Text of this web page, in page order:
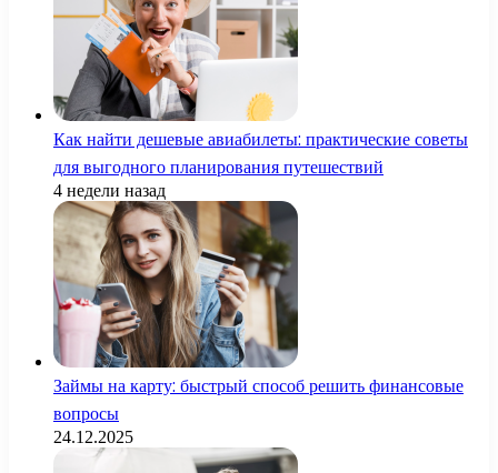
Как найти дешевые авиабилеты: практические советы
для выгодного планирования путешествий
4 недели назад
Займы на карту: быстрый способ решить финансовые
вопросы
24.12.2025